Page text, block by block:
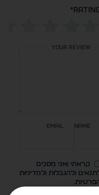
*
Your review
Name
Email
קראתי ואני מסכים
ולהגבלות ולמדיניות